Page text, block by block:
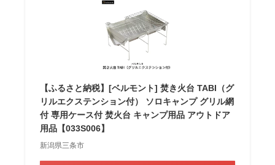
【ふるさと納税】[ベルモント] 焚き火台 TABI（グ
リルエクステンション付） ソロキャンプ グリル網
付 専用ケース付 焚火台 キャンプ用品 アウトドア
用品【033S006】
新潟県三条市